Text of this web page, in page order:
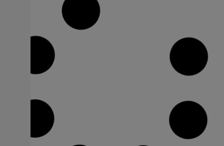
Finalitzades les obres de reurbanització
d’un tram del carrer Major de Picassent